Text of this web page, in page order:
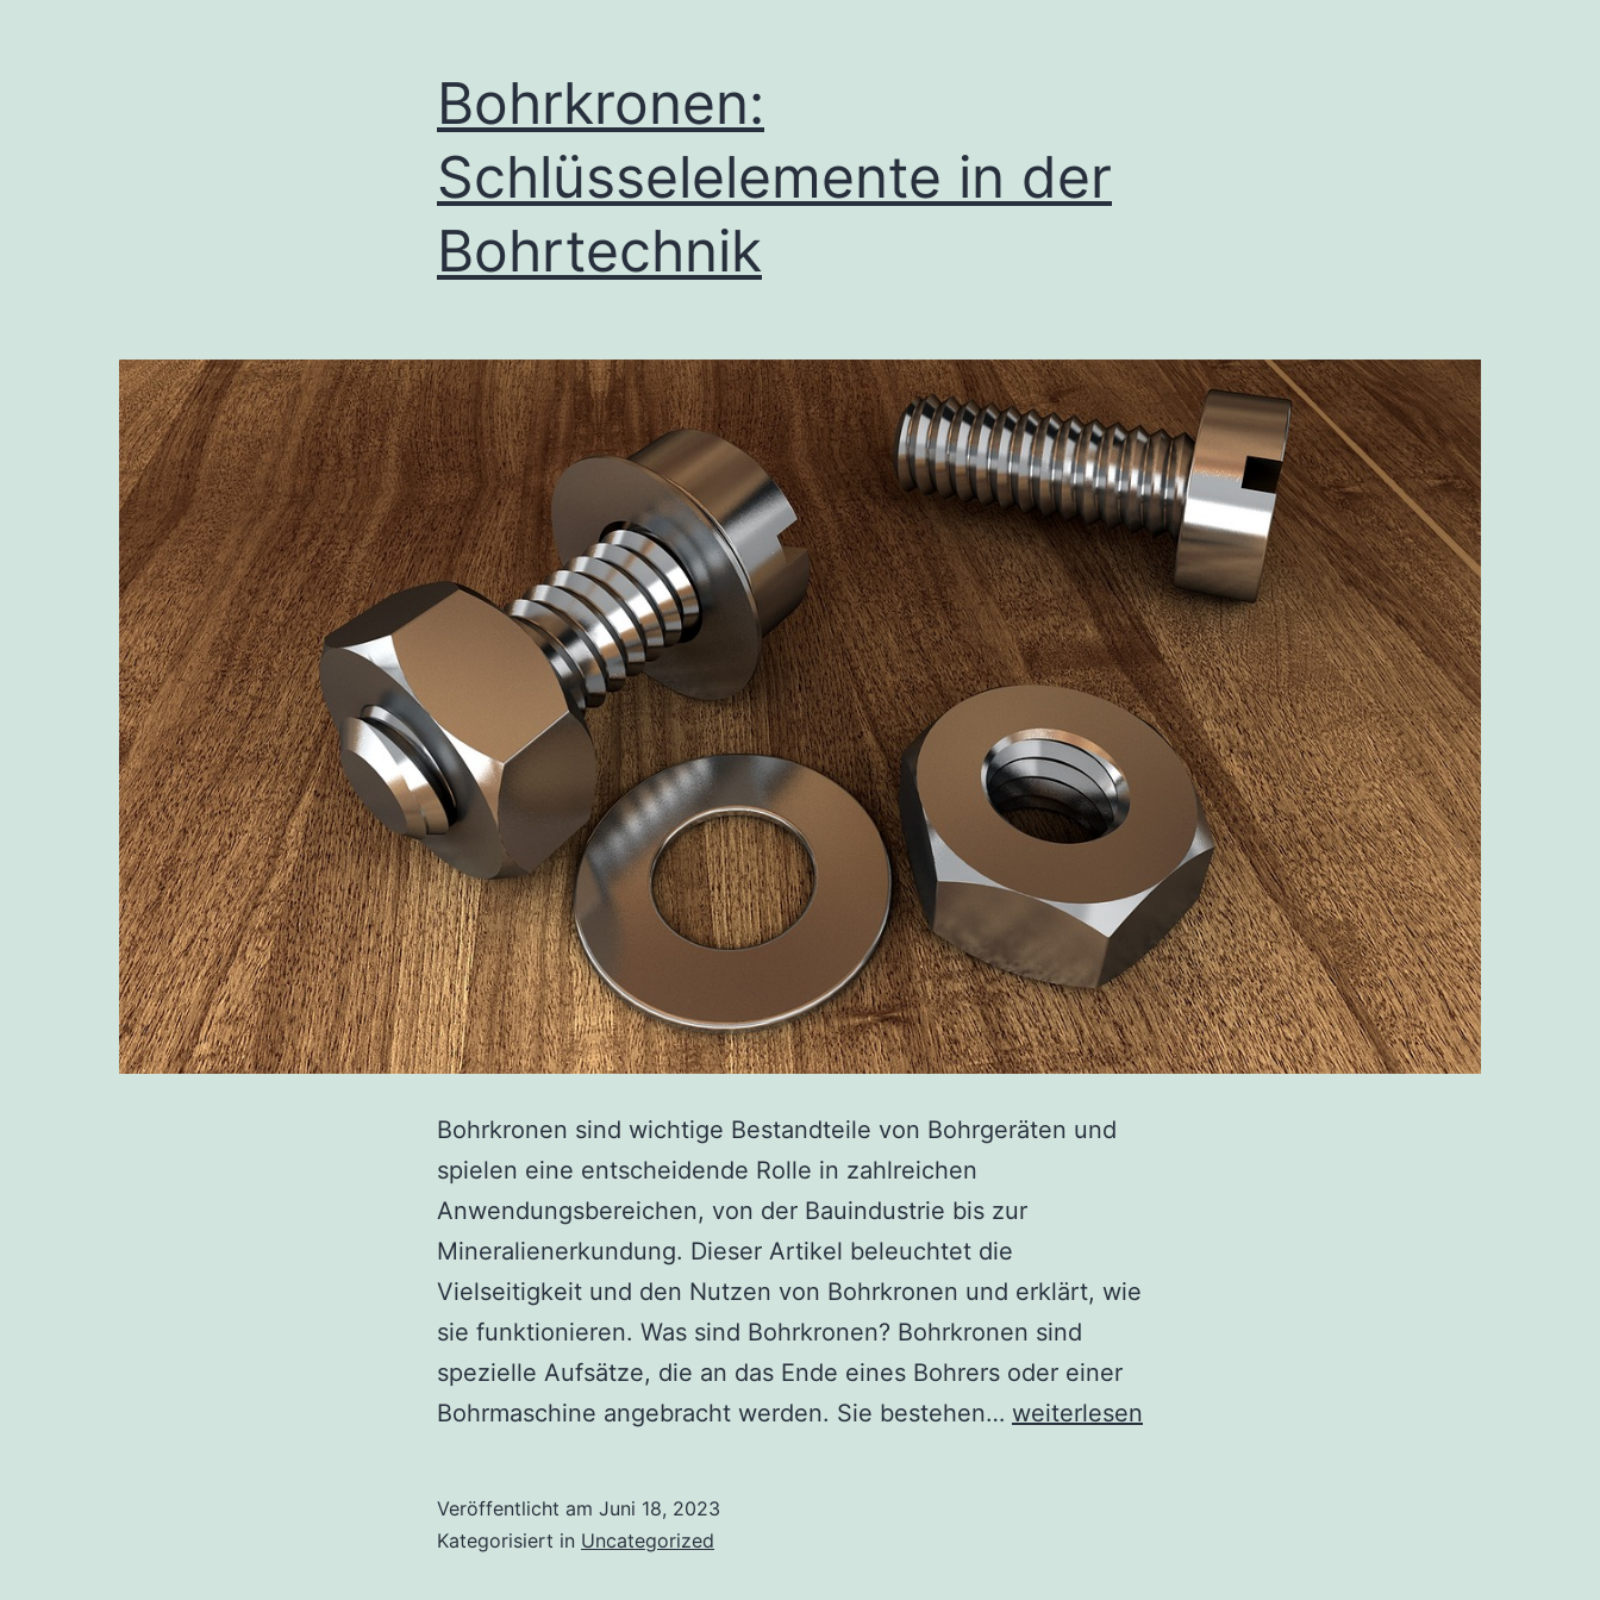
Bohrkronen:
Schlüsselelemente in der
Bohrtechnik
Bohrkronen sind wichtige Bestandteile von Bohrgeräten und
spielen eine entscheidende Rolle in zahlreichen
Anwendungsbereichen, von der Bauindustrie bis zur
Mineralienerkundung. Dieser Artikel beleuchtet die
Vielseitigkeit und den Nutzen von Bohrkronen und erklärt, wie
sie funktionieren. Was sind Bohrkronen? Bohrkronen sind
spezielle Aufsätze, die an das Ende eines Bohrers oder einer
Bohrmaschine angebracht werden. Sie bestehen… Bohrkronen:
weiterlesen
Veröffentlicht am Juni 18, 2023
Kategorisiert in Uncategorized